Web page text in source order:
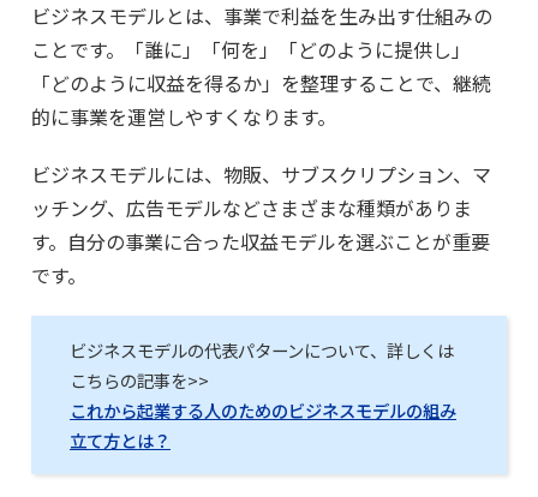
ビジネスモデルとは、事業で利益を生み出す仕組みの
ことです。「誰に」「何を」「どのように提供し」
「どのように収益を得るか」を整理することで、継続
的に事業を運営しやすくなります。
ビジネスモデルには、物販、サブスクリプション、マ
ッチング、広告モデルなどさまざまな種類がありま
す。自分の事業に合った収益モデルを選ぶことが重要
です。
ビジネスモデルの代表パターンについて、詳しくは
こちらの記事を>>
これから起業する人のためのビジネスモデルの組み
立て方とは？